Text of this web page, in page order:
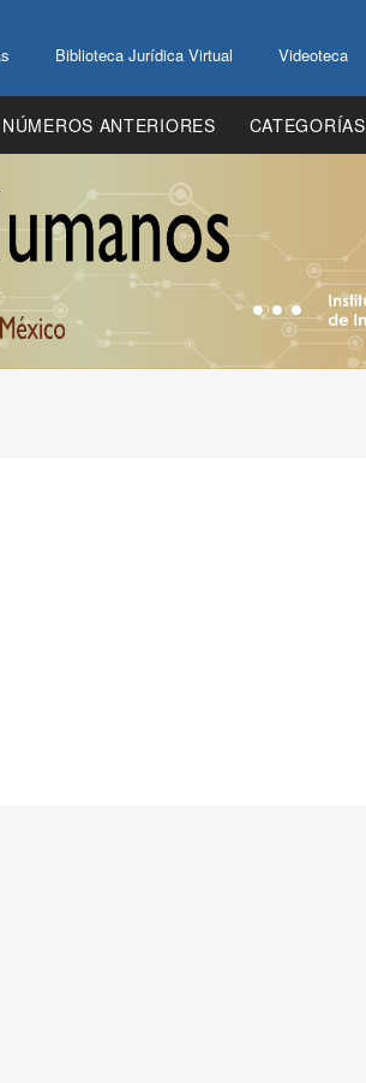
Biblioteca Jurídica Virtual Videoteca
NÚMEROS ANTERIORES CATEGORÍAS